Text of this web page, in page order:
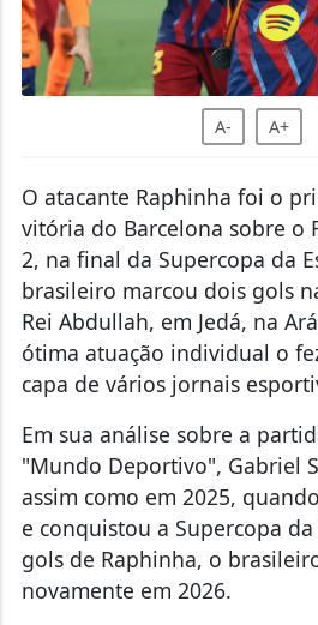
A- A+
O atacante Raphinha foi o
vitória do Barcelona sobre o
2, na final da Supercopa da
brasileiro marcou dois gols
Rei Abdullah, em Jedá, na
ótima atuação individual o
capa de vários jornais
Em sua análise sobre a
"Mundo Deportivo", Gabriel
assim como em 2025,
e conquistou a Supercopa
gols de Raphinha, o
novamente em 2026.